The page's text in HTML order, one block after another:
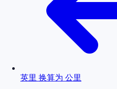
英里 换算为 公里